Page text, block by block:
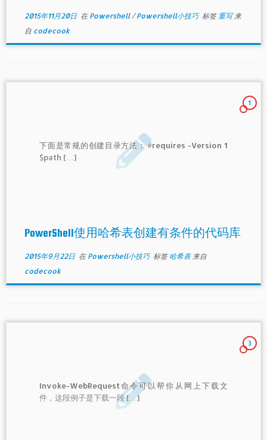
2015年11月20日在 Powershell/Powershell小技巧 标签重写来
自 codecook
1
下面是常规的创建目录方法： #requires -Version 1
$path […]
PowerShell使用哈希表创建有条件的代码库
2015年9月22日在 Powershell小技巧 标签哈希表 来自
codecook
3
Invoke-WebRequest命令可以帮你从网上下载文
件，这段例子是下载一段 […]